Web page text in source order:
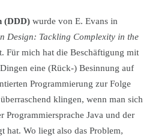
(DDD) wurde von E. Evans in
Design: Tackling Complexity in the
Für mich hat die Beschäftigung mit
eine (Rück-) Besinnung auf
Programmierung zur Folge
klingen, wenn man sich
Programmiersprache Java und der
hat. Wo liegt also das Problem,